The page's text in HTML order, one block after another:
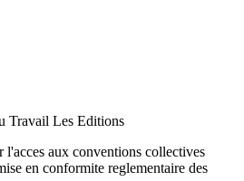
Travail Les Editions
l'acces aux conventions collectives
en conformite reglementaire des